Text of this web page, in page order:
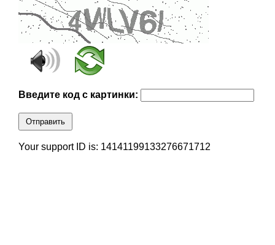
Введите код с картинки:
Отправить
Your support ID is: 14141199133276671712